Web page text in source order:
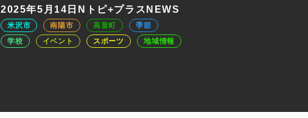
2025年5月14日Nトピ+プラスNEWS
米沢市 南陽市 高畠町
季節
学校
イベント スポーツ 地域情報